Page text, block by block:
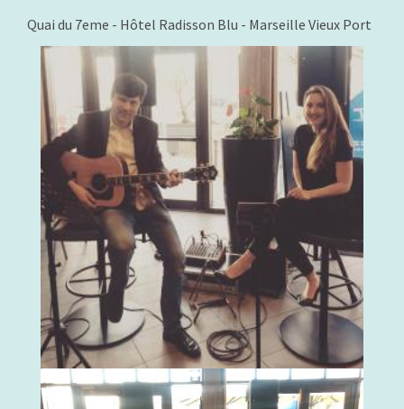
Quai du 7eme - Hôtel Radisson Blu - Marseille Vieux Port